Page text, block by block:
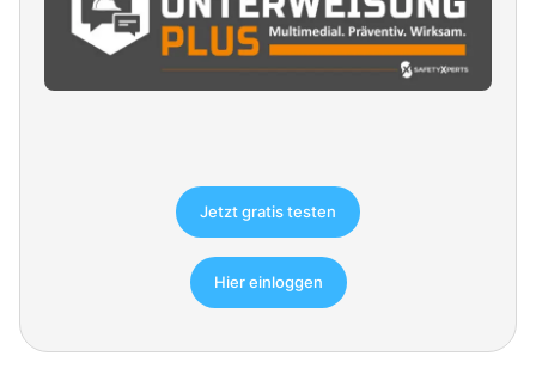
Jetzt gratis testen
Hier einloggen